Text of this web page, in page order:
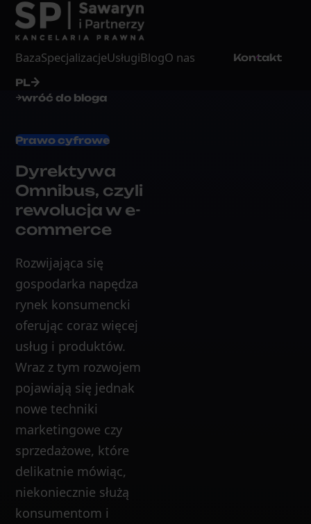
BazaSpecjalizacjeUsługiBlogO nas Kontakt
PL
wróć do bloga
Prawo cyfrowe
Dyrektywa
Omnibus, czyli
rewolucja w e-
commerce
Rozwijająca się
gospodarka napędza
rynek konsumencki
oferując coraz więcej
usług i produktów.
Wraz z tym rozwojem
pojawiają się jednak
nowe techniki
marketingowe czy
sprzedażowe, które
delikatnie mówiąc,
niekoniecznie służą
konsumentom i